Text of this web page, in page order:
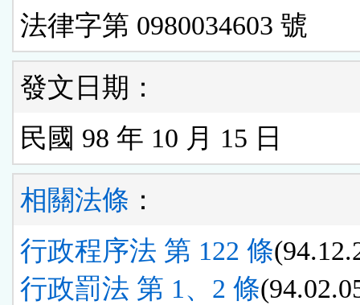
法律字第 0980034603 號
發文日期：
民國 98 年 10 月 15 日
相關法條 ：
行政程序法 第 122 條
行政罰法 第 1、2 條